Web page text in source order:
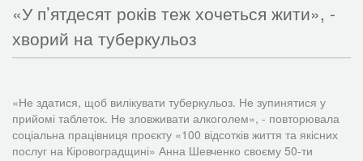
Цими днями у Кропивницькому перебуває із навчальним
візитом група активістів та активісток із Донецької, Луганської,
Запорізької та Житомирської областей....
​«У п’ятдесят років теж хочеться жити», -
хворий на туберкульоз